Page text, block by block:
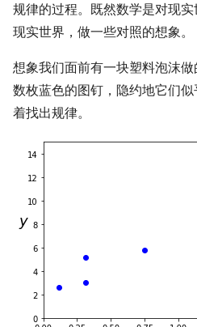
规律的过程。既然数学是对现
现实世界，做一些对照的想象。
想象我们面前有一块塑料泡沫
数枚蓝色的图钉，隐约地它们
着找出规律。